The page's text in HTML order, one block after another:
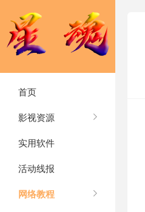
首页
影视资源
实用软件
活动线报
网络教程